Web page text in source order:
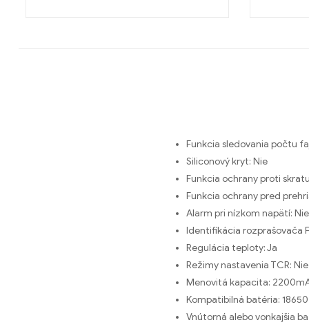
Funkcia sledovania počtu
Siliconový kryt: Nie
Funkcia ochrany proti
Funkcia ochrany pred
Alarm pri nízkom napätí: Nie
Identifikácia rozprašovača
Regulácia teploty:Ja
Režimy nastavenia TCR: Nie
Menovitá kapacita:
Kompatibilná batéria: 18650
Vnútorná alebo vonkajšia